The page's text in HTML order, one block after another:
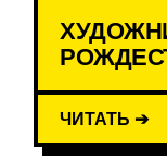
ЧИТАТЬ ➔